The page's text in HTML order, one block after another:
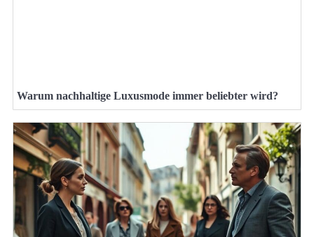
Warum nachhaltige Luxusmode immer beliebter wird?